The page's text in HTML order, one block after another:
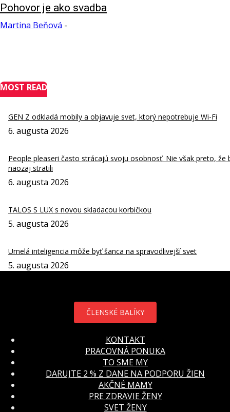
Pohovor je ako svadba
Martina Beňová -
MOST READ
GEN Z odkladá mobily a objavuje svet, ktorý nepotrebuje Wi-Fi
6. augusta 2026
People pleaseri často strácajú svoju osobnosť. Nie však preto, že
naozaj stratili
6. augusta 2026
TALOS S LUX s novou skladacou korbičkou
5. augusta 2026
Umelá inteligencia môže byť šanca na spravodlivejší svet
5. augusta 2026
ČLENSKÉ BALÍKY
KONTAKT
PRACOVNÁ PONUKA
TO SME MY
DARUJTE 2 % Z DANE NA PODPORU ŽIEN
AKČNÉ MAMY
PRE ZDRAVIE ŽENY
SVET ŽENY